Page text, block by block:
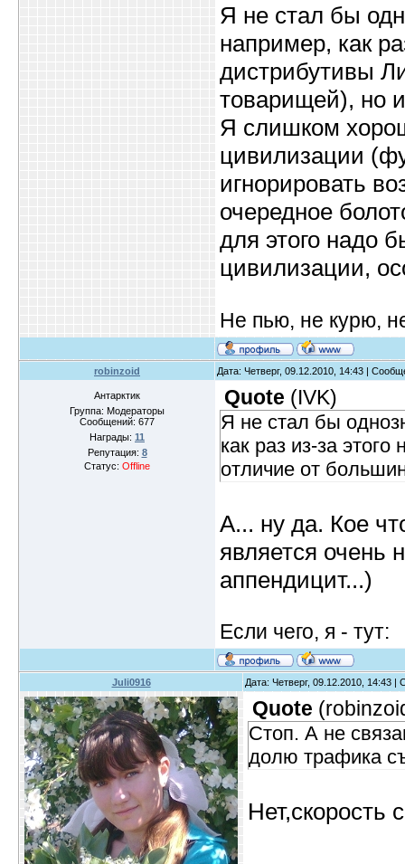
Я не стал бы
например, как
дистрибутивы
товарищей), но
Я слишком
цивилизации
игнорировать
очередное
для этого надо
цивилизации,
Не пью, не курю,
robinzoid Дата: Четверг, 09.12.2010, 14:43 |
Антарктик
Группа: Модераторы
Сообщений: 677
Награды: 11
Репутация: 8
Статус: Offline
Quote (IVK)
Я не стал бы
как раз из-за
отличие от
А... ну да. Кое
является очень
аппендицит...)
Если чего, я - тут:
Juli0916 Дата: Четверг, 09.12.2010, 14:43
Quote (
Стоп. А не
долю трафика
Нет,скорость